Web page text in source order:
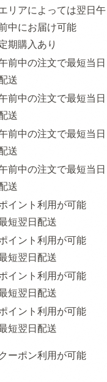
リアによっては翌日午
中にお届け可能
期購入あり
前中の注文で最短当日
送
前中の注文で最短当日
送
前中の注文で最短当日
送
前中の注文で最短当日
送
イント利用が可能
短翌日配送
イント利用が可能
短翌日配送
イント利用が可能
短翌日配送
イント利用が可能
短翌日配送
クーポン利用が可能